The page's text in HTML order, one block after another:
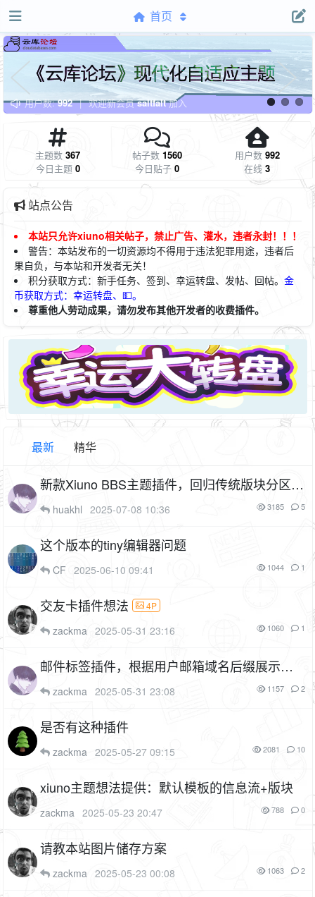
首页
用户数:992 | 欢迎新会员saltfalt加入
主题数367
今日主题 0
帖子数1560
今日贴子0
用户数 992
在线3
站点公告
本站只允许xiuno相关帖子，禁止广告、灌水，违者永封！！！
警告：本站发布的一切资源均不得用于违法犯罪用途，违者后
果自负，与本站和开发者无关！
积分获取方式：新手任务、签到、幸运转盘、发帖、回帖。 金
币获取方式：幸运转盘、💵。
尊重他人劳动成果，请勿发布其他开发者的收费插件。
最新 精华
新款Xiuno BBS主题插件，回归传统版块分区模
式。非仿看雪主题（dev_theme_bbs）
4P
huakhl 2025-07-08 10:36 3185 5
这个版本的tiny编辑器问题
CF 2025-06-10 09:41 1044 1
交友卡插件想法 4P
zackma 2025-05-31 23:16 1060 1
邮件标签插件，根据用户邮箱域名后缀展示不
同的标签（cf_email_tags）
zackma 2025-05-31 23:08 1157 2
是否有这种插件
zackma 2025-05-27 09:15 2081 10
xiuno主题想法提供：默认模板的信息流+版块
zackma 2025-05-23 20:47 788 0
请教本站图片储存方案
zackma 2025-05-23 00:08 1063 2